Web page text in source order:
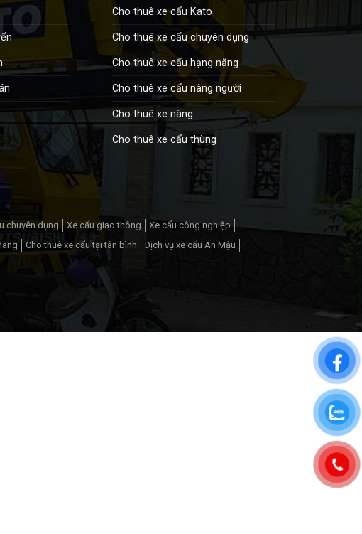
Cho thuê xe cẩu Kato
Cho thuê xe cẩu chuyên dụng
Cho thuê xe cẩu hạng nặng
Cho thuê xe cẩu nâng người
Cho thuê xe nâng
Cho thuê xe cẩu thùng
chuyên dụng Xe cẩu giao thông
Xe cẩu công nghiệp
Cho thuê xe cẩu tại tân bình
Dịch vụ xe cẩu An Mậu